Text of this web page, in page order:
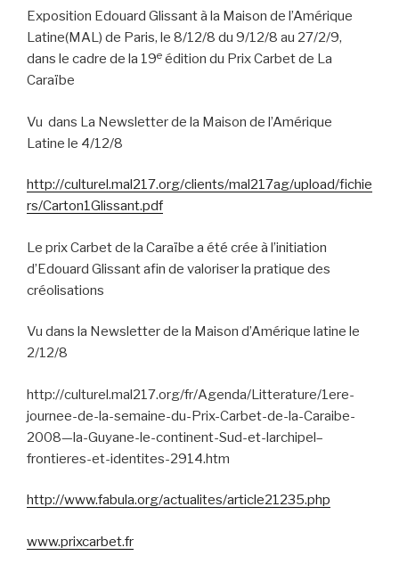
Exposition Edouard Glissant à la Maison de l’Amérique
Latine(MAL) de Paris, le 8/12/8 du 9/12/8 au 27/2/9,
dans le cadre de la 19e édition du Prix Carbet de La
Caraïbe
Vu dans La Newsletter de la Maison de l’Amérique
Latine le 4/12/8
http://culturel.mal217.org/clients/mal217ag/upload/fichie
rs/Carton1Glissant.pdf
Le prix Carbet de la Caraïbe a été crée à l’initiation
d’Edouard Glissant afin de valoriser la pratique des
créolisations
Vu dans la Newsletter de la Maison d’Amérique latine le
2/12/8
http://culturel.mal217.org/fr/Agenda/Litterature/1ere-
journee-de-la-semaine-du-Prix-Carbet-de-la-Caraibe-
2008—la-Guyane-le-continent-Sud-et-larchipel–
frontieres-et-identites-2914.htm
http://www.fabula.org/actualites/article21235.php
www.prixcarbet.fr